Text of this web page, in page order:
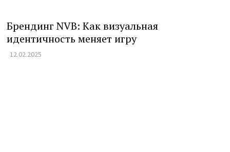
Брендинг NVB: Как визуальная
идентичность меняет игру
12.02.2025